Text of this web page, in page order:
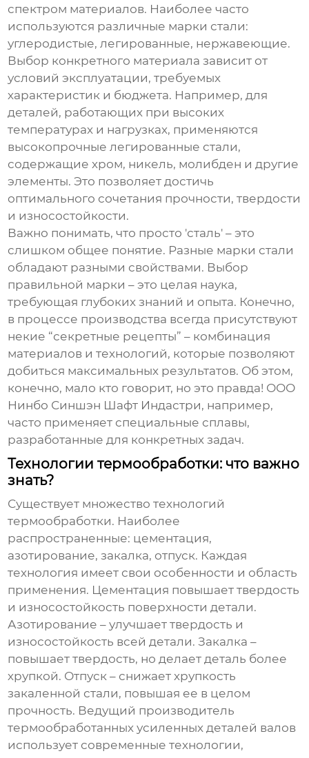
спектром материалов. Наиболее часто
используются различные марки стали:
углеродистые, легированные, нержавеющие.
Выбор конкретного материала зависит от
условий эксплуатации, требуемых
характеристик и бюджета. Например, для
деталей, работающих при высоких
температурах и нагрузках, применяются
высокопрочные легированные стали,
содержащие хром, никель, молибден и другие
элементы. Это позволяет достичь
оптимального сочетания прочности, твердости
и износостойкости.
Важно понимать, что просто 'сталь' – это
слишком общее понятие. Разные марки стали
обладают разными свойствами. Выбор
правильной марки – это целая наука,
требующая глубоких знаний и опыта. Конечно,
в процессе производства всегда присутствуют
некие “секретные рецепты” – комбинация
материалов и технологий, которые позволяют
добиться максимальных результатов. Об этом,
конечно, мало кто говорит, но это правда! ООО
Нинбо Синшэн Шафт Индастри, например,
часто применяет специальные сплавы,
разработанные для конкретных задач.
Технологии термообработки: что важно
знать?
Существует множество технологий
термообработки. Наиболее
распространенные: цементация,
азотирование, закалка, отпуск. Каждая
технология имеет свои особенности и область
применения. Цементация повышает твердость
и износостойкость поверхности детали.
Азотирование – улучшает твердость и
износостойкость всей детали. Закалка –
повышает твердость, но делает деталь более
хрупкой. Отпуск – снижает хрупкость
закаленной стали, повышая ее в целом
прочность. Ведущий производитель
термообработанных усиленных деталей валов
использует современные технологии,